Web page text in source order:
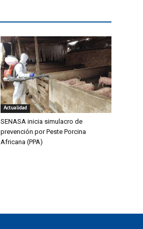
Actualidad
SENASA inicia simulacro de
prevención por Peste Porcina
Africana (PPA)